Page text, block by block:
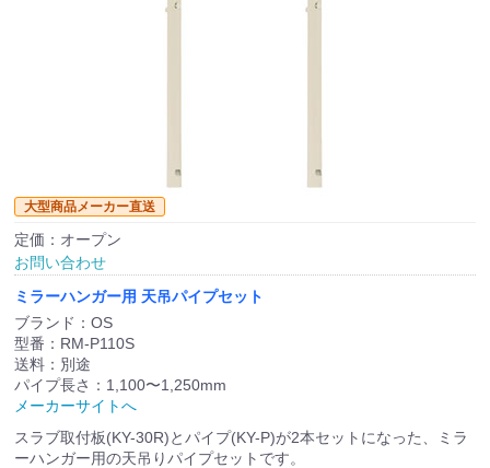
大型商品メーカー直送
定価：オープン
お問い合わせ
ミラーハンガー用 天吊パイプセット
ブランド：OS
型番：RM-P110S
送料：別途
パイプ長さ：1,100〜1,250mm
メーカーサイトへ
スラブ取付板(KY-30R)とパイプ(KY-P)が2本セットになった、ミラ
ーハンガー用の天吊りパイプセットです。